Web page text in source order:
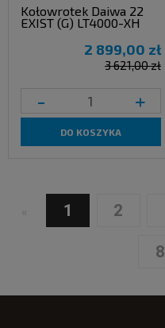
Kołowrotek Daiwa 22
EXIST (G) LT4000-XH
2 899,00 zł
3 621,00 zł
- +
DO KOSZYKA
1 2
8